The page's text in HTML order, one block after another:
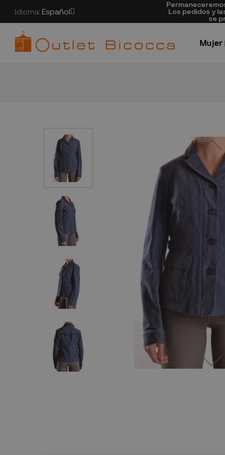
Idioma: Español
Los pedidos y
se
Mujer